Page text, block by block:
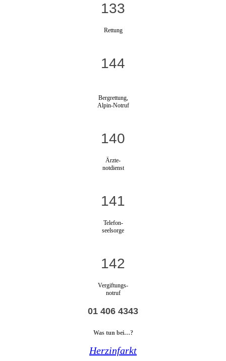
133
Rettung
144
Bergrettung,
Alpin-Notruf
140
Ärzte-
notdienst
141
Telefon-
seelsorge
142
Vergiftungs-
notruf
01 406 4343
Was tun bei…?
Herzinfarkt